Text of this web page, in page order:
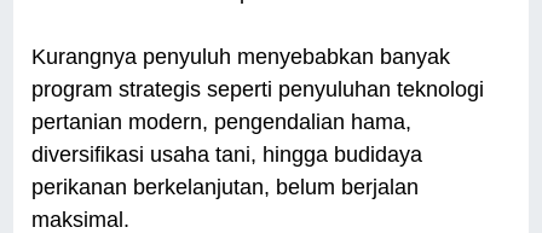
Kurangnya penyuluh menyebabkan banyak
program strategis seperti penyuluhan teknologi
pertanian modern, pengendalian hama,
diversifikasi usaha tani, hingga budidaya
perikanan berkelanjutan, belum berjalan
maksimal.